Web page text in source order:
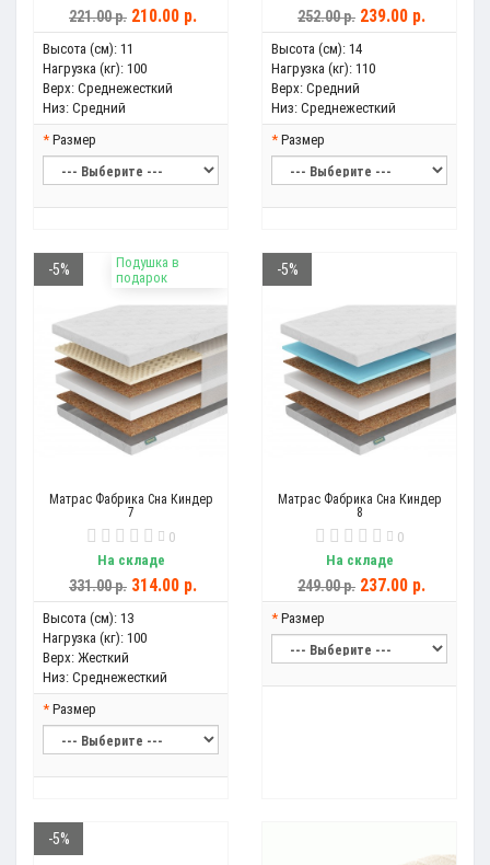
221.00 р. 210.00 р.
Высота (см): 11
Нагрузка (кг): 100
Верх: Среднежесткий
Низ: Средний
Размер
252.00 р. 239.00 р.
Высота (см): 14
Нагрузка (кг): 110
Верх: Средний
Низ: Среднежесткий
Размер
Подушка в
подарок
-5%
Матрас Фабрика Сна Киндер
7
0
На складе
331.00 р. 314.00 р.
Высота (см): 13
Нагрузка (кг): 100
Верх: Жесткий
Низ: Среднежесткий
Размер
-5%
Матрас Фабрика Сна Киндер
8
0
На складе
249.00 р. 237.00 р.
Размер
-5%